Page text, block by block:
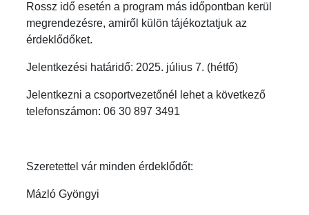
Rossz idő esetén a program más időpontban kerül
megrendezésre, amiről külön tájékoztatjuk az
érdeklődőket.
Jelentkezési határidő: 2025. július 7. (hétfő)
Jelentkezni a csoportvezetőnél lehet a következő
telefonszámon: 06 30 897 3491
Szeretettel vár minden érdeklődőt:
Mázló Gyöngyi